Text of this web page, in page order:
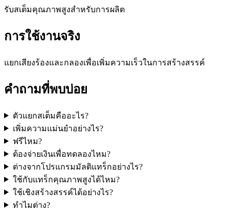
รับสเต็มคุณภาพสูงสำหรับการผลิต
การใช้งานจริง
แยกเสียงร้องและกลองเพื่อเพิ่มความเร็วในการสร้างสรรค์
คำถามที่พบบ่อย
ตัวแยกสเต็มคืออะไร?
เพิ่มความแม่นยำอย่างไร?
ฟรีไหม?
ต้องจ่ายเงินเพื่อทดลองไหม?
ต่างจากโปรแกรมมัลติแทร็กอย่างไร?
ใช้กับแทร็กคุณภาพสูงได้ไหม?
ใช้เชิงสร้างสรรค์ได้อย่างไร?
ทำไมต่าง?